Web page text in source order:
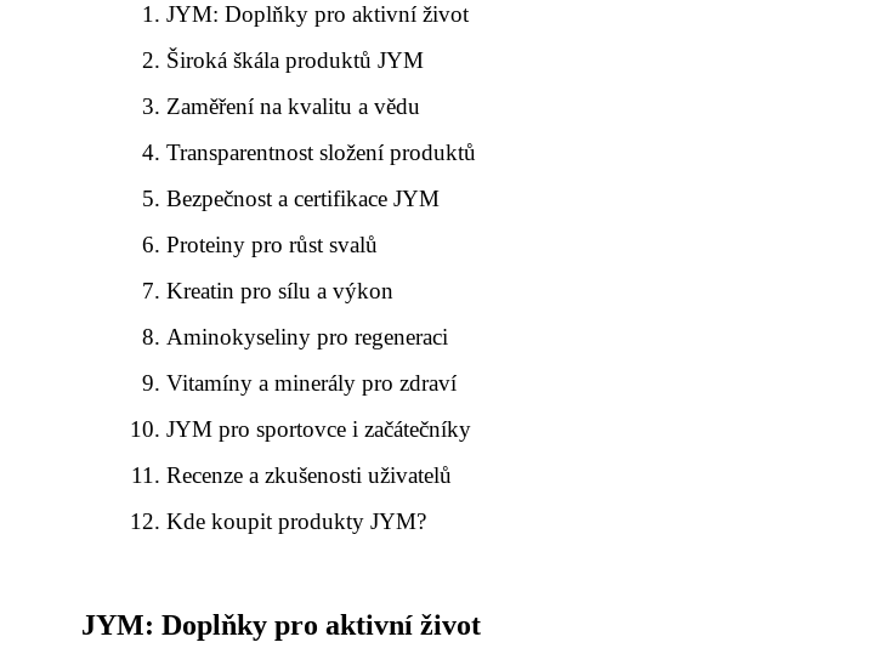
JYM: Doplňky pro aktivní život
Široká škála produktů JYM
Zaměření na kvalitu a vědu
Transparentnost složení produktů
Bezpečnost a certifikace JYM
Proteiny pro růst svalů
Kreatin pro sílu a výkon
Aminokyseliny pro regeneraci
Vitamíny a minerály pro zdraví
JYM pro sportovce i začátečníky
Recenze a zkušenosti uživatelů
Kde koupit produkty JYM?
JYM: Doplňky pro aktivní život